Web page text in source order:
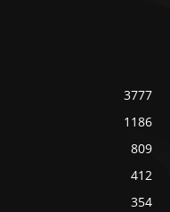
3777
1186
809
412
354